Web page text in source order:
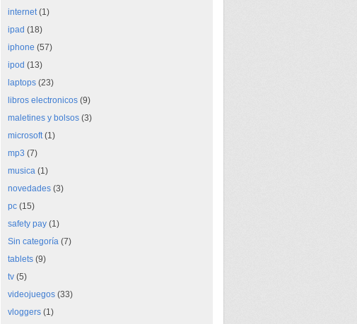
internet(1)
ipad (18)
iphone (57)
ipod (13)
laptops(23)
libros electronicos(9)
maletines y bolsos(3)
microsoft(1)
mp3 (7)
musica(1)
novedades(3)
pc(15)
safety pay(1)
Sin categoría(7)
tablets(9)
tv(5)
videojuegos(33)
vloggers(1)